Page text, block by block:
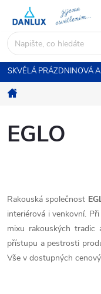
obsah
SKVĚLÁ PRÁZDNINOVÁ
Domů
EGLO
Rakouská společnost
interiérová i venkovní.
mixu rakouských
přístupu a pestrosti
Vše v dostupných